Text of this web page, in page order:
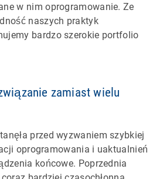
w nim oprogramowanie. Ze
naszych praktyk
bardzo szerokie portfolio
zamiast wielu
przed wyzwaniem szybkiej
oprogramowania i uaktualnień
końcowe. Poprzednia